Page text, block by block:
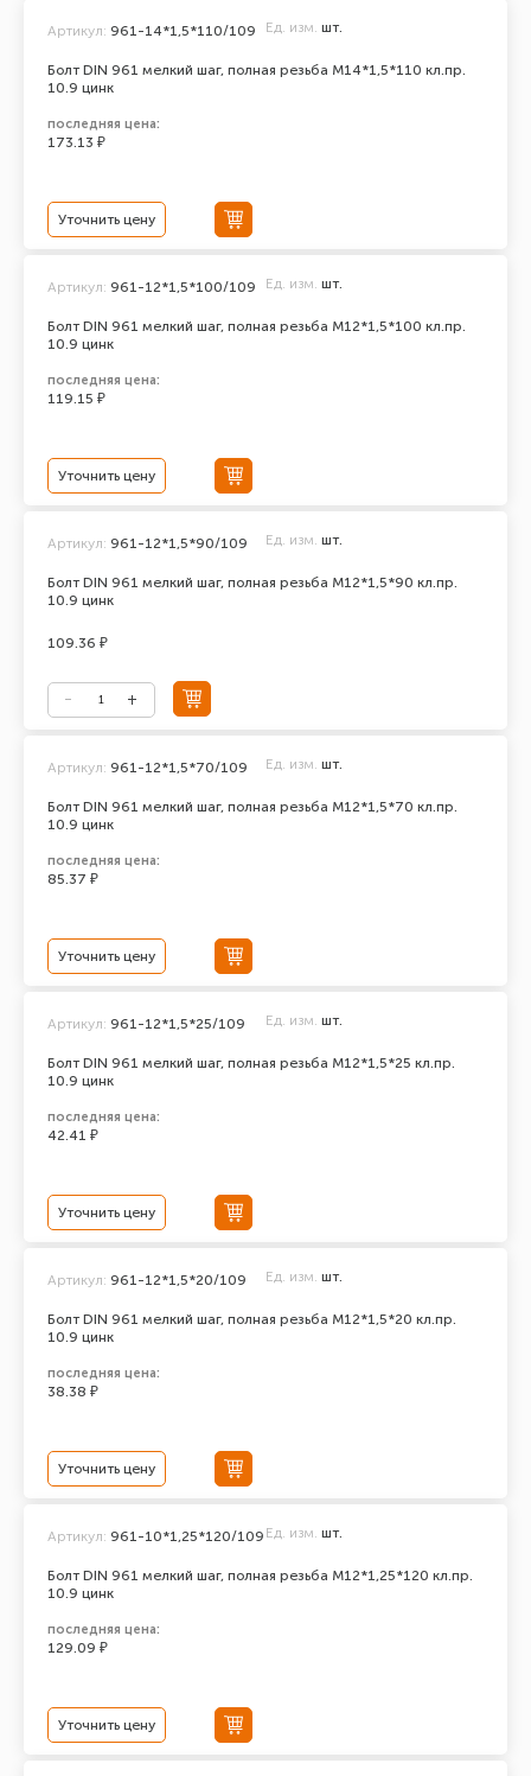
Болт DIN 961 мелкий шаг, полная резьба M14*1,5*110 кл.пр.
10.9 цинк
Артикул: 961-14*1,5*110/109 Ед. изм. шт.
последняя цена:
173.13 ₽
Уточнить цену
Болт DIN 961 мелкий шаг, полная резьба M12*1,5*100 кл.пр.
10.9 цинк
Артикул: 961-12*1,5*100/109 Ед. изм. шт.
последняя цена:
119.15 ₽
Уточнить цену
Болт DIN 961 мелкий шаг, полная резьба M12*1,5*90 кл.пр.
10.9 цинк
Артикул: 961-12*1,5*90/109 Ед. изм. шт.
109.36 ₽
Болт DIN 961 мелкий шаг, полная резьба M12*1,5*70 кл.пр.
10.9 цинк
Артикул: 961-12*1,5*70/109 Ед. изм. шт.
последняя цена:
85.37 ₽
Уточнить цену
Болт DIN 961 мелкий шаг, полная резьба M12*1,5*25 кл.пр.
10.9 цинк
Артикул: 961-12*1,5*25/109 Ед. изм. шт.
последняя цена:
42.41 ₽
Уточнить цену
Болт DIN 961 мелкий шаг, полная резьба M12*1,5*20 кл.пр.
10.9 цинк
Артикул: 961-12*1,5*20/109 Ед. изм. шт.
последняя цена:
38.38 ₽
Уточнить цену
Болт DIN 961 мелкий шаг, полная резьба M12*1,25*120 кл.пр.
10.9 цинк
Артикул: 961-10*1,25*120/109 Ед. изм. шт.
последняя цена:
129.09 ₽
Уточнить цену